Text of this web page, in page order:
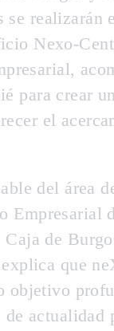
se realizarán
Nexo-
para crear
el
del área
Empresarial
Caja de
explica que
objetivo
de actualidad